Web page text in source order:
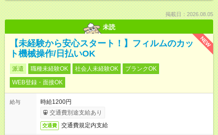
掲載日：2026.08.05
未読
NEW
【未経験から安心スタート！】フィルムのカッ
ト機械操作/日払いOK
派遣 職種未経験OK 社会人未経験OK
ブランクOK
WEB登録・面接OK
給与
時給1200円
交通費別途支給あり
交通費 交通費規定内支給